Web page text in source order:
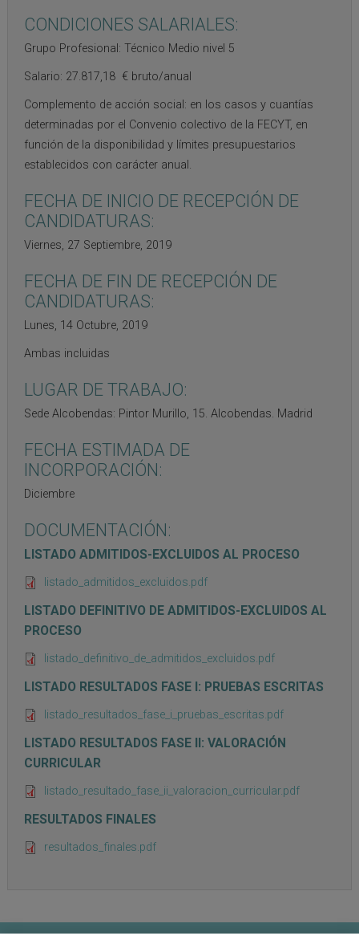
CONDICIONES SALARIALES:
Grupo Profesional: Técnico Medio nivel 5
Salario: 27.817,18 € bruto/anual
Complemento de acción social: en los casos y cuantías
determinadas por el Convenio colectivo de la FECYT, en
función de la disponibilidad y límites presupuestarios
establecidos con carácter anual.
FECHA DE INICIO DE RECEPCIÓN DE
CANDIDATURAS:
Viernes, 27 Septiembre, 2019
FECHA DE FIN DE RECEPCIÓN DE
CANDIDATURAS:
Lunes, 14 Octubre, 2019
Ambas incluidas
LUGAR DE TRABAJO:
Sede Alcobendas: Pintor Murillo, 15. Alcobendas. Madrid
FECHA ESTIMADA DE
INCORPORACIÓN:
Diciembre
DOCUMENTACIÓN:
LISTADO ADMITIDOS-EXCLUIDOS AL PROCESO
listado_admitidos_excluidos.pdf
LISTADO DEFINITIVO DE ADMITIDOS-EXCLUIDOS AL
PROCESO
listado_definitivo_de_admitidos_excluidos.pdf
LISTADO RESULTADOS FASE I: PRUEBAS ESCRITAS
listado_resultados_fase_i_pruebas_escritas.pdf
LISTADO RESULTADOS FASE II: VALORACIÓN
CURRICULAR
listado_resultado_fase_ii_valoracion_curricular.pdf
RESULTADOS FINALES
resultados_finales.pdf